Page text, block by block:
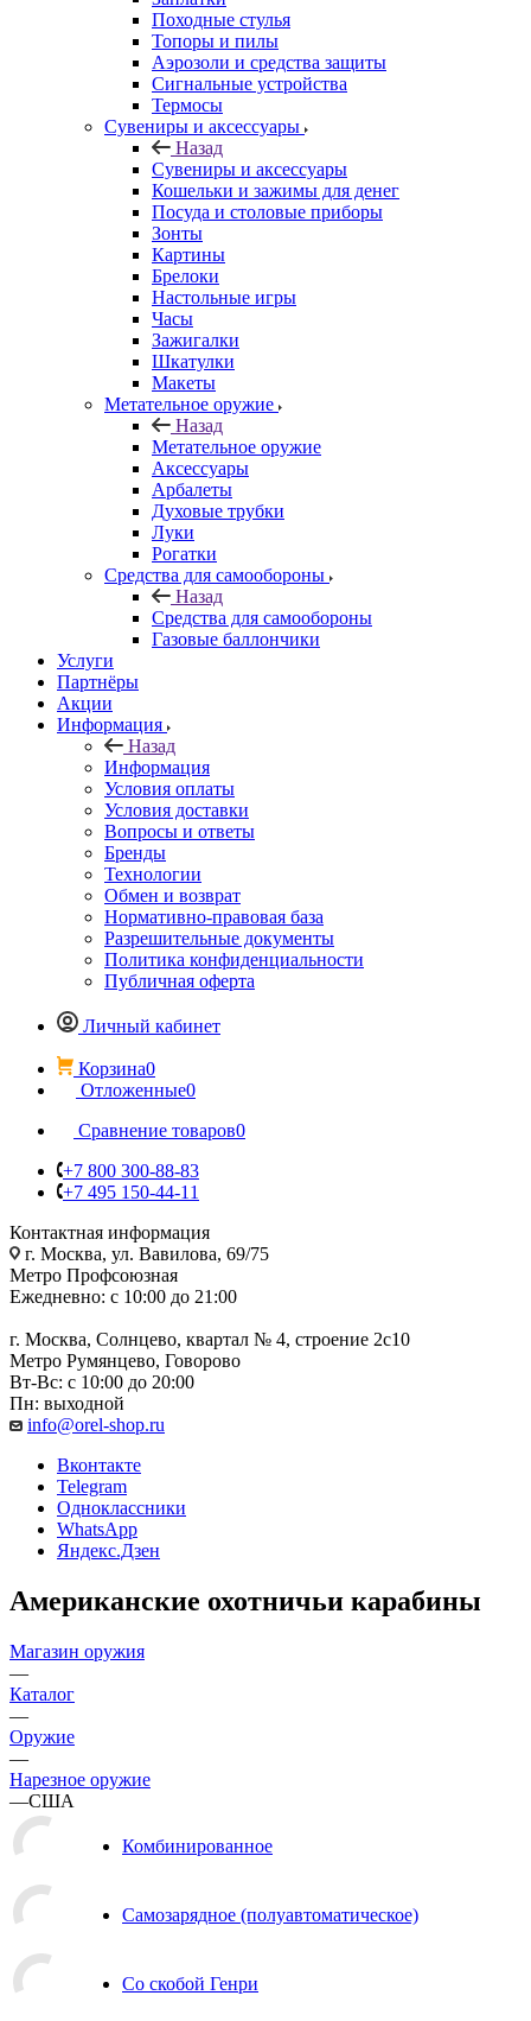
Походные стулья
Топоры и пилы
Аэрозоли и средства защиты
Сигнальные устройства
Термосы
Сувениры и аксессуары
Назад
Сувениры и аксессуары
Кошельки и зажимы для денег
Посуда и столовые приборы
Зонты
Картины
Брелоки
Настольные игры
Часы
Зажигалки
Шкатулки
Макеты
Метательное оружие
Назад
Метательное оружие
Аксессуары
Арбалеты
Духовые трубки
Луки
Рогатки
Средства для самообороны
Назад
Средства для самообороны
Газовые баллончики
Услуги
Партнёры
Акции
Информация
Назад
Информация
Условия оплаты
Условия доставки
Вопросы и ответы
Бренды
Технологии
Обмен и возврат
Нормативно-правовая база
Разрешительные документы
Политика конфиденциальности
Публичная оферта
Личный кабинет
Корзина0
Отложенные0
Сравнение товаров0
+7 800 300-88-83
+7 495 150-44-11
Контактная информация
г. Москва, ул. Вавилова, 69/75
Метро Профсоюзная
Ежедневно: с 10:00 до 21:00
г. Москва, Солнцево, квартал № 4, строение 2с10
Метро Румянцево, Говорово
Вт-Вс: с 10:00 до 20:00
Пн: выходной
info@orel-shop.ru
Вконтакте
Telegram
Одноклассники
WhatsApp
Яндекс.Дзен
Американские охотничьи карабины
Магазин оружия
—
Каталог
—
Оружие
—
Нарезное оружие
—США
Комбинированное
Самозарядное (полуавтоматическое)
Со скобой Генри